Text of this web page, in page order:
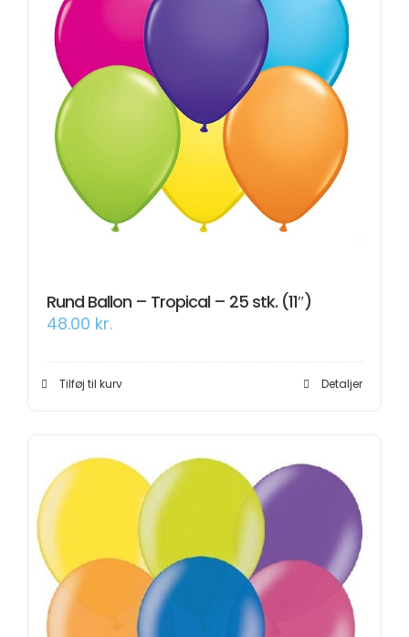
Rund Ballon – Tropical – 25 stk. (11″)
48.00 kr.
Tilføj til kurv Detaljer